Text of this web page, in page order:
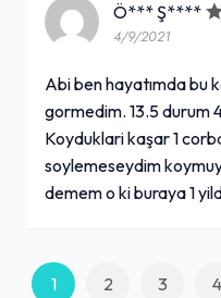
Ö*** Ş****
4/9/2021
Abi ben hayatımda bu
gormedim. 13.5 durum
Koyduklari kaşar 1
soylemeseydim
demem o ki buraya 1
1 2 3 4